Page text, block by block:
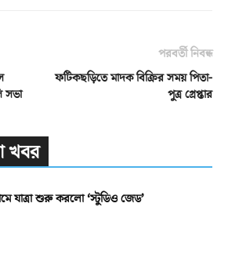
সভা
পরবর্তী নিবন্ধ
ফটিকছড়িতে মাদক বিক্রির সময় পিতা-
পুত্র গ্রেপ্তার
খবর
যাত্রা শুরু করলো ‘স্টুডিও জেড’